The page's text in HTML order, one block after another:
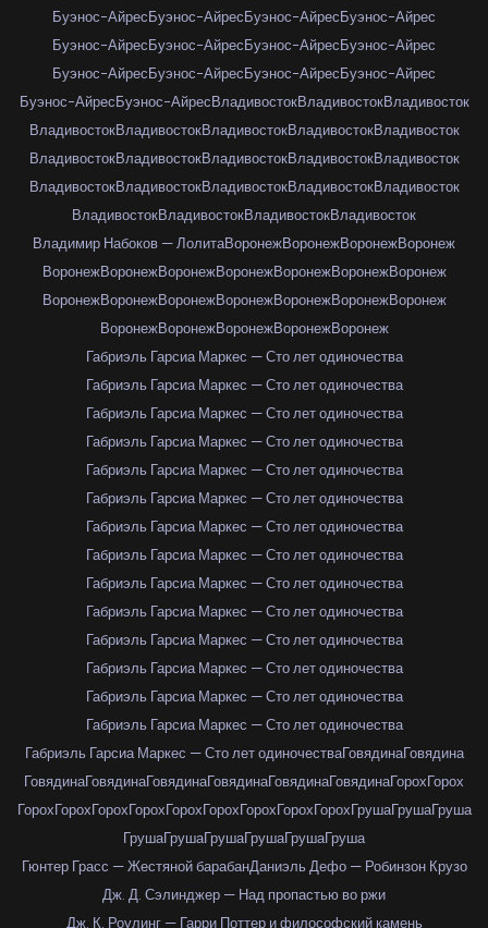
Буэнос-АйресБуэнос-АйресБуэнос-АйресБуэнос-Айрес
Буэнос-АйресБуэнос-АйресБуэнос-АйресБуэнос-Айрес
Буэнос-АйресБуэнос-АйресБуэнос-АйресБуэнос-Айрес
Буэнос-АйресБуэнос-АйресВладивостокВладивостокВладивосток
ВладивостокВладивостокВладивостокВладивостокВладивосток
ВладивостокВладивостокВладивостокВладивостокВладивосток
ВладивостокВладивостокВладивостокВладивостокВладивосток
ВладивостокВладивостокВладивостокВладивосток
Владимир Набоков — ЛолитаВоронежВоронежВоронежВоронеж
ВоронежВоронежВоронежВоронежВоронежВоронежВоронеж
ВоронежВоронежВоронежВоронежВоронежВоронежВоронеж
ВоронежВоронежВоронежВоронежВоронеж
Габриэль Гарсиа Маркес — Сто лет одиночества
Габриэль Гарсиа Маркес — Сто лет одиночества
Габриэль Гарсиа Маркес — Сто лет одиночества
Габриэль Гарсиа Маркес — Сто лет одиночества
Габриэль Гарсиа Маркес — Сто лет одиночества
Габриэль Гарсиа Маркес — Сто лет одиночества
Габриэль Гарсиа Маркес — Сто лет одиночества
Габриэль Гарсиа Маркес — Сто лет одиночества
Габриэль Гарсиа Маркес — Сто лет одиночества
Габриэль Гарсиа Маркес — Сто лет одиночества
Габриэль Гарсиа Маркес — Сто лет одиночества
Габриэль Гарсиа Маркес — Сто лет одиночества
Габриэль Гарсиа Маркес — Сто лет одиночества
Габриэль Гарсиа Маркес — Сто лет одиночества
Габриэль Гарсиа Маркес — Сто лет одиночестваГовядинаГовядина
ГовядинаГовядинаГовядинаГовядинаГовядинаГовядинаГорохГорох
ГорохГорохГорохГорохГорохГорохГорохГорохГорохГрушаГрушаГруша
ГрушаГрушаГрушаГрушаГрушаГруша
Гюнтер Грасс — Жестяной барабанДаниэль Дефо — Робинзон Крузо
Дж. Д. Сэлинджер — Над пропастью во ржи
Дж. К. Роулинг — Гарри Поттер и философский камень